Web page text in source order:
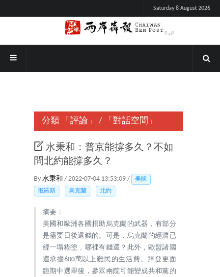
Saturday 8 August 2026
分類 「評論」 / 「對話空間」
水秉和：普京能撐多久？不如
問北約能撐多久？
By 水秉和 / 2022-07-04 13:53:09 /
美國
俄羅斯
烏克蘭 北約
摘要：
美國和歐洲各國捐助烏克蘭的武器，有部分
是需要日後還錢的。可是，烏克蘭的經濟已
經一塌糊塗，哪裡有錢還？此外，歐盟諸國
還承擔600萬以上難民的生活費。拜登更面
臨期中選舉後，參眾兩院可能變成共和黨的